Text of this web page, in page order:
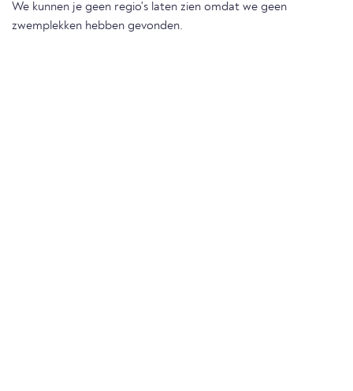
We kunnen je geen regio's laten zien omdat we geen
zwemplekken hebben gevonden.